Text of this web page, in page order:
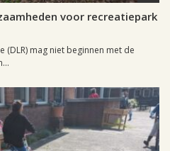
voor recreatiepark
(DLR) mag niet beginnen met de